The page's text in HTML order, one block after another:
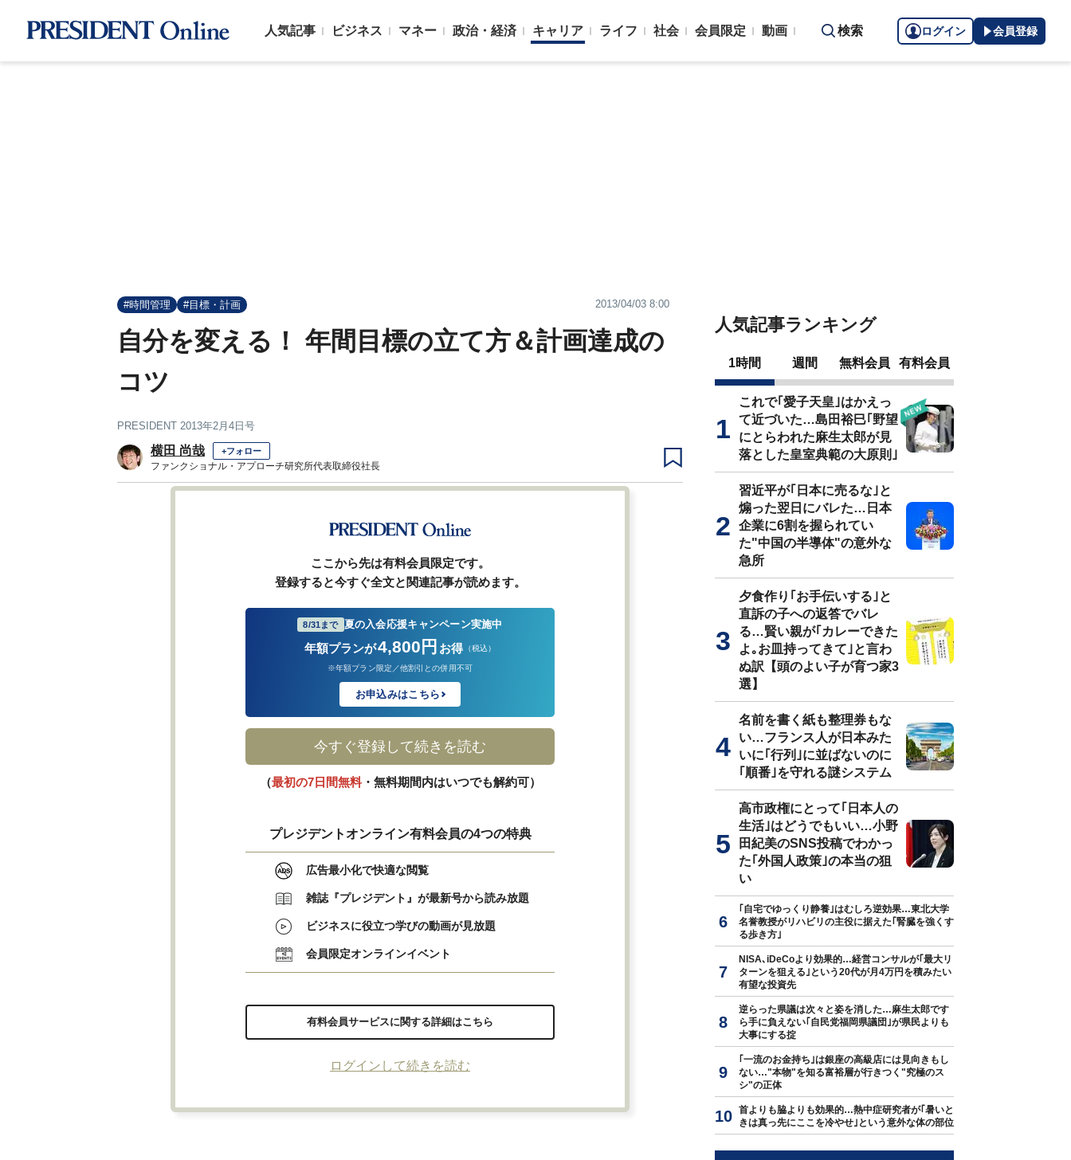
人気記事 ビジネス マネー 政治・経済 キャリア ライフ 社会 会員限定 動画 検索 ログイン 会員登録
#時間管理 #目標・計画 2013/04/03 8:00
自分を変える！ 年間目標の立て方＆計画達成の
コツ
PRESIDENT 2013年2月4日号
横田 尚哉 +フォロー
ファンクショナル・アプローチ研究所代表取締役社長
ここから先は有料会員限定です。
登録すると今すぐ全文と関連記事が読めます。
8/31まで 夏の入会応援キャンペーン実施中
年額プランが4,800円 お得 （税込）
※年額プラン限定／他割引との併用不可
お申込みはこちら
今すぐ登録して続きを読む
（最初の7日間無料・無料期間内はいつでも解約可）
プレジデントオンライン有料会員の4つの特典
広告最小化で快適な閲覧
雑誌『プレジデント』が最新号から読み放題
ビジネスに役立つ学びの動画が見放題
会員限定オンラインイベント
有料会員サービスに関する詳細はこちら
ログインして続きを読む
人気記事ランキング
1時間 週間 無料会員 有料会員
これで｢愛子天皇｣はかえっ
て近づいた…島田裕巳｢野望
にとらわれた麻生太郎が見
落とした皇室典範の大原則｣
習近平が｢日本に売るな｣と
煽った翌日にバレた…日本
企業に6割を握られてい
た"中国の半導体"の意外な
急所
夕食作り｢お手伝いする｣と
直訴の子への返答でバレ
る…賢い親が｢カレーできた
よ｡お皿持ってきて｣と言わ
ぬ訳【頭のよい子が育つ家3
選】
名前を書く紙も整理券もな
い…フランス人が日本みた
いに｢行列｣に並ばないのに
｢順番｣を守れる謎システム
高市政権にとって｢日本人の
生活｣はどうでもいい…小野
田紀美のSNS投稿でわかっ
た｢外国人政策｣の本当の狙
い
｢自宅でゆっくり静養｣はむしろ逆効果…東北大学
名誉教授がリハビリの主役に据えた｢腎臓を強くす
る歩き方｣
NISA､iDeCoより効果的…経営コンサルが｢最大リ
ターンを狙える｣という20代が月4万円を積みたい
有望な投資先
逆らった県議は次々と姿を消した…麻生太郎です
ら手に負えない｢自民党福岡県議団｣が県民よりも
大事にする掟
｢一流のお金持ち｣は銀座の高級店には見向きもし
ない…"本物"を知る富裕層が行きつく"究極のス
シ"の正体
首よりも脇よりも効果的…熱中症研究者が｢暑いと
きは真っ先にここを冷やせ｣という意外な体の部位